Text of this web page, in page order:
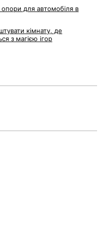
опори для автомобіля в
кімнату, де
з магією ігор